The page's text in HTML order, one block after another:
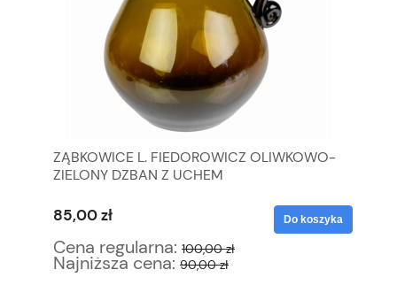
ZĄBKOWICE L. FIEDOROWICZ OLIWKOWO-
ZIELONY DZBAN Z UCHEM
85,00 zł
Cena regularna: 100,00 zł
Najniższa cena: 90,00 zł
Do koszyka